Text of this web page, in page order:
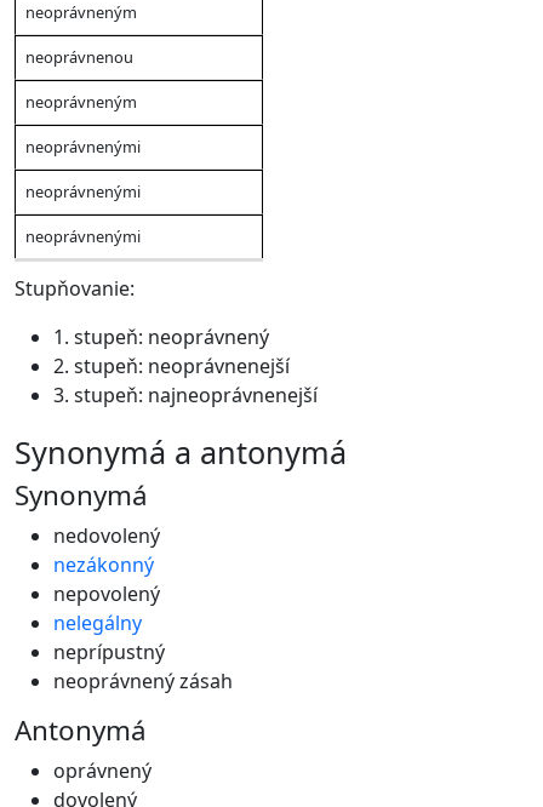
neoprávneným
neoprávnenou
neoprávneným
neoprávnenými
neoprávnenými
neoprávnenými
Stupňovanie:
1. stupeň: neoprávnený
2. stupeň: neoprávnenejší
3. stupeň: najneoprávnenejší
synonymá a antonymá
Synonymá
nedovolený
nezákonný
nepovolený
nelegálny
neprípustný
neoprávnený zásah
Antonymá
oprávnený
dovolený